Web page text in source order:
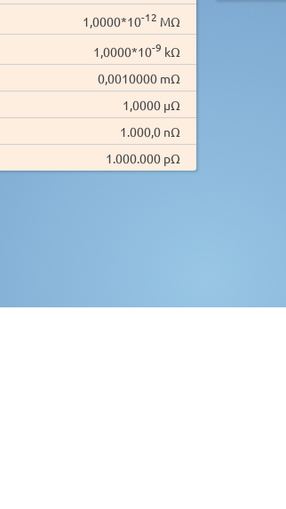
1,0000*10-12 MΩ
1,0000*10-9 kΩ
0,0010000 mΩ
1,0000 µΩ
1.000,0 nΩ
1.000.000 pΩ